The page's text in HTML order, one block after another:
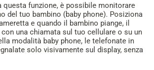
questa funzione, è possibile monitorare
del tuo bambino (baby phone). Posiziona
e quando il bambino piange, il
una chiamata sul tuo cellulare o su un
modalità baby phone, le telefonate in
solo visivamente sul display, senza